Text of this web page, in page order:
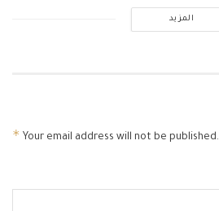
المزيد
Your email address will not be published.
*